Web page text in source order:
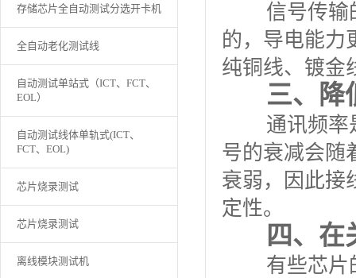
存储芯片全自动测试分选开卡机
全自动老化测试线
自动测试单站式（ICT、FCT、
EOL）
自动测试线体单轨式(ICT、
FCT、EOL)
芯片烧录测试
芯片烧录测试
离线模块测试机
信号传输的
的，导电能力
纯铜线、镀金
三、降
通讯频率是
号的衰减会随
衰弱，因此接
定性。
四、在
有些芯片的